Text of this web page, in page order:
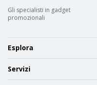
Gli specialisti in gadget
promozionali
Esplora
Servizi